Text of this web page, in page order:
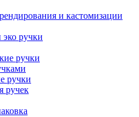
и кастомизации
ручки
ручки
ручки
ручек